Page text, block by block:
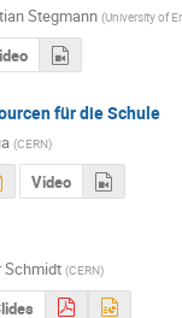
Stegmann (University of
für die Schule
(CERN)
Video
Schmidt (CERN)